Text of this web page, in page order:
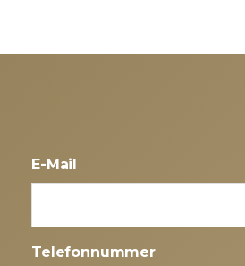
E-Mail
Telefonnummer